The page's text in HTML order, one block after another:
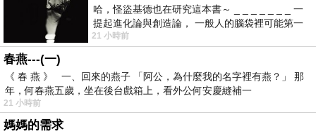
哈，怪盜基德也在研究這本書～ _ _ _ _ _ _ _ 一
提起進化論與創造論， 一般人的腦袋裡可能第一
時間就有「 進化論很科
21 小時前
春燕---(一)
《 春 燕 》 一、回來的燕子 「阿公，為什麼我的名字裡有燕？」 那
年，何春燕五歲，坐在後台戲箱上，看外公何安慶縫補一
21 小時前
媽媽的需求